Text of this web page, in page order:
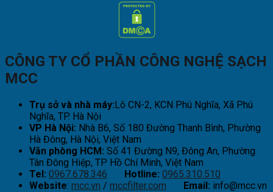
CÔNG TY CỔ PHẦN CÔNG NGHỆ SẠCH
MCC
Trụ sở và nhà máy:Lô CN-2, KCN Phú Nghĩa, Xã Phú
Nghĩa, TP. Hà Nội
VP Hà Nội: Nhà B6, Số 180 Đường Thanh Bình, Phường
Hà Đông, Hà Nội, Việt Nam
Văn phòng HCM: Số 41 Đường N9, Đông An, Phường
Tân Đông Hiệp, TP Hồ Chí Minh, Việt Nam
Tel: 0967.678.346 Hotline: 0965.310.510
Website: mcc.vn / mccfilter.com Email: info@mcc.vn